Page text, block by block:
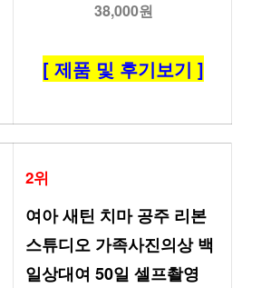
38,000원
[ 제품 및 후기보기 ]
2위
여아 새틴 치마 공주 리본
스튜디오 가족사진의상 백
일상대여 50일 셀프촬영